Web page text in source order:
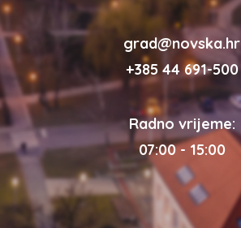
grad@novska.hr
+385 44 691-500
Radno vrijeme:
07:00 - 15:00